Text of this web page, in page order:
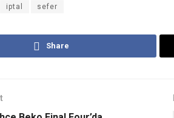
iptal sefer
Share